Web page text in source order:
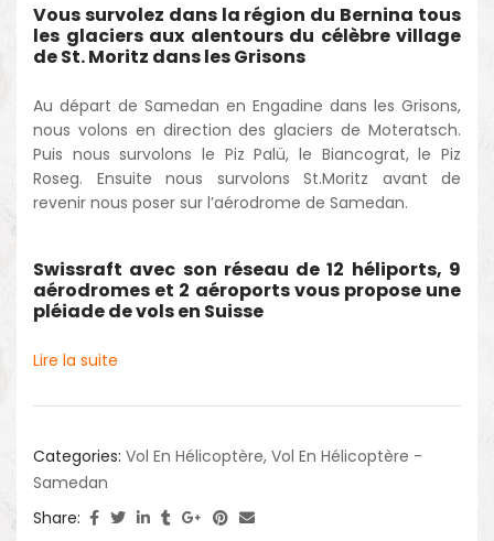
Vous survolez dans la région du Bernina tous
les glaciers aux alentours du célèbre village
de St. Moritz dans les Grisons
Au départ de Samedan en Engadine dans les Grisons,
nous volons en direction des glaciers de Moteratsch.
Puis nous survolons le Piz Palü, le Biancograt, le Piz
Roseg. Ensuite nous survolons St.Moritz avant de
revenir nous poser sur l’aérodrome de Samedan.
Swissraft avec son réseau de 12 héliports, 9
aérodromes et 2 aéroports vous propose une
pléiade de vols en Suisse
Lire la suite
Categories: Vol En Hélicoptère, Vol En Hélicoptère -
Samedan
Share: